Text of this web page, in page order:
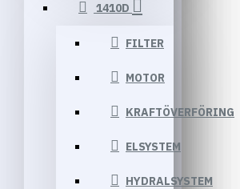
1410D
FILTER
MOTOR
KRAFTÖVERFÖRING
ELSYSTEM
HYDRALSYSTEM